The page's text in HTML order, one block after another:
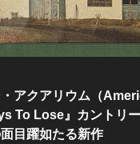
アクアリウム（
To Lose』カントリ
目躍如たる新作